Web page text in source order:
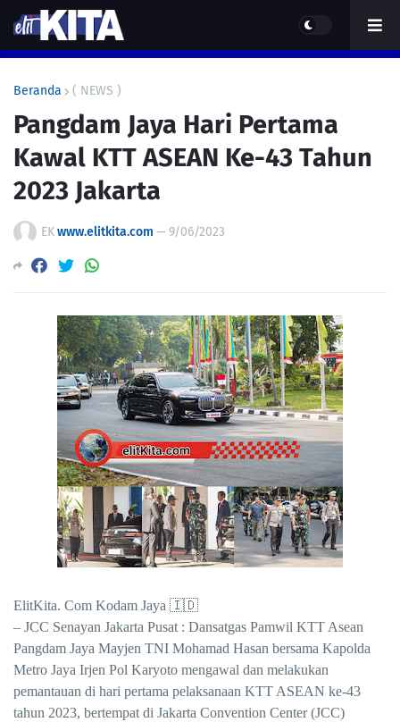
Beranda ( NEWS )
Pangdam Jaya Hari Pertama
Kawal KTT ASEAN Ke-43 Tahun
2023 Jakarta
EKwww.elitkita.com —9/06/2023
ElitKita. Com Kodam Jaya 🇮🇩
– JCC Senayan Jakarta Pusat : Dansatgas Pamwil KTT Asean
Pangdam Jaya Mayjen TNI Mohamad Hasan bersama Kapolda
Metro Jaya Irjen Pol Karyoto mengawal dan melakukan
pemantauan di hari pertama pelaksanaan KTT ASEAN ke-43
tahun 2023, bertempat di Jakarta Convention Center (JCC)